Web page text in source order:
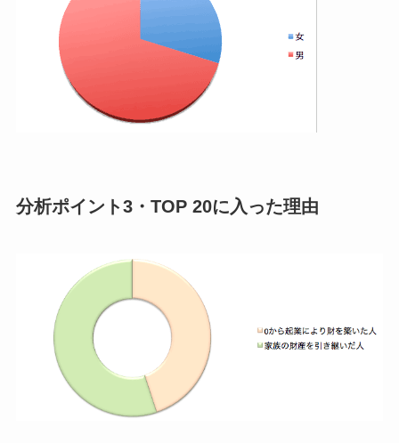
分析ポイント3・TOP 20に入った理由